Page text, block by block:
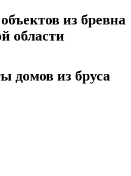
из бревна
области
домов из бруса